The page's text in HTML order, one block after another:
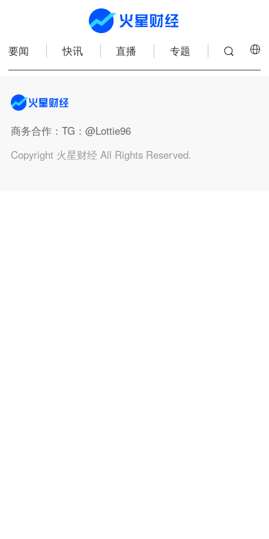
要闻 快讯 直播 专题
商务合作：TG：@Lottie96
Copyright 火星财经 All Rights Reserved.